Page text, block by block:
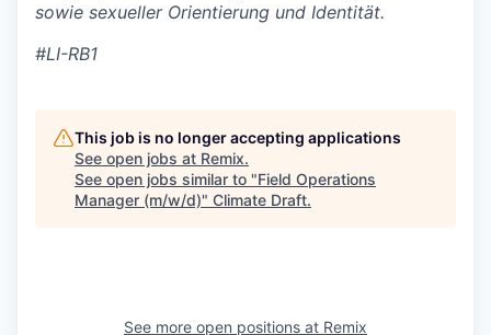
sowie sexueller Orientierung und Identität.
#LI-RB1
This job is no longer accepting applications
See open jobs at Remix.
See open jobs similar to "Field Operations
Manager (m/w/d)" Climate Draft.
See more open positions at Remix